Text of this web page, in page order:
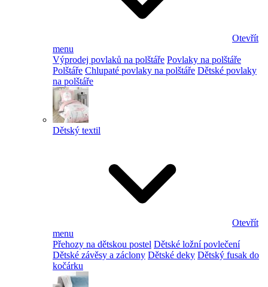
Otevřít
menu
Výprodej povlaků na polštáře Povlaky na polštáře
Polštáře Chlupaté povlaky na polštáře Dětské povlaky
na polštáře
Dětský textil
Otevřít
menu
Přehozy na dětskou postel Dětské ložní povlečení
Dětské závěsy a záclony Dětské deky Dětský fusak do
kočárku